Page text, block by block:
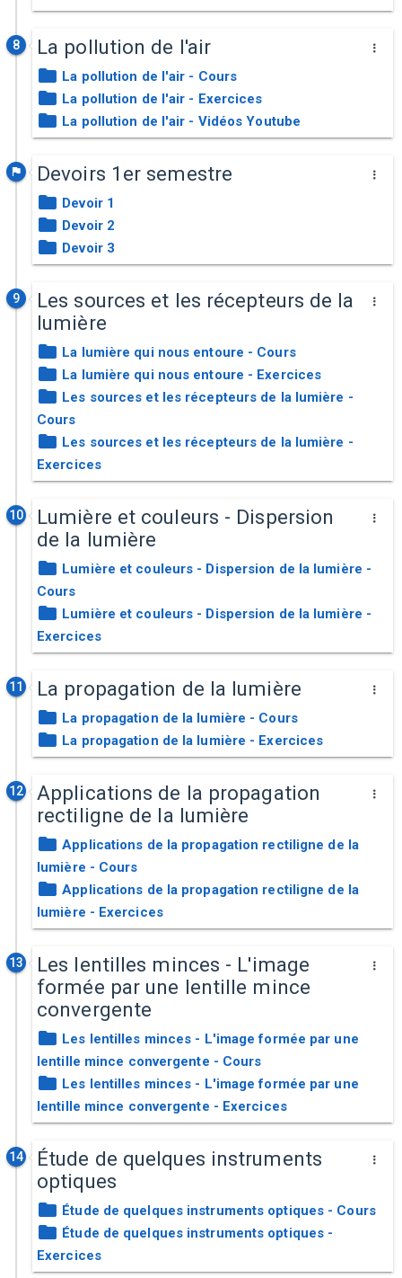
8 La pollution de l'air
La pollution de l'air - Cours
La pollution de l'air - Exercices
La pollution de l'air - Vidéos Youtube
Devoirs 1er semestre
Devoir 1
Devoir 2
Devoir 3
9
Les sources et les récepteurs de la
lumière
La lumière qui nous entoure - Cours
La lumière qui nous entoure - Exercices
Les sources et les récepteurs de la lumière -
Cours
Les sources et les récepteurs de la lumière -
Exercices
10
Lumière et couleurs - Dispersion
de la lumière
Lumière et couleurs - Dispersion de la lumière -
Cours
Lumière et couleurs - Dispersion de la lumière -
Exercices
11 La propagation de la lumière
La propagation de la lumière - Cours
La propagation de la lumière - Exercices
12
Applications de la propagation
rectiligne de la lumière
Applications de la propagation rectiligne de la
lumière - Cours
Applications de la propagation rectiligne de la
lumière - Exercices
13
Les lentilles minces - L'image
formée par une lentille mince
convergente
Les lentilles minces - L'image formée par une
lentille mince convergente - Cours
Les lentilles minces - L'image formée par une
lentille mince convergente - Exercices
14
Étude de quelques instruments
optiques
Étude de quelques instruments optiques - Cours
Étude de quelques instruments optiques -
Exercices